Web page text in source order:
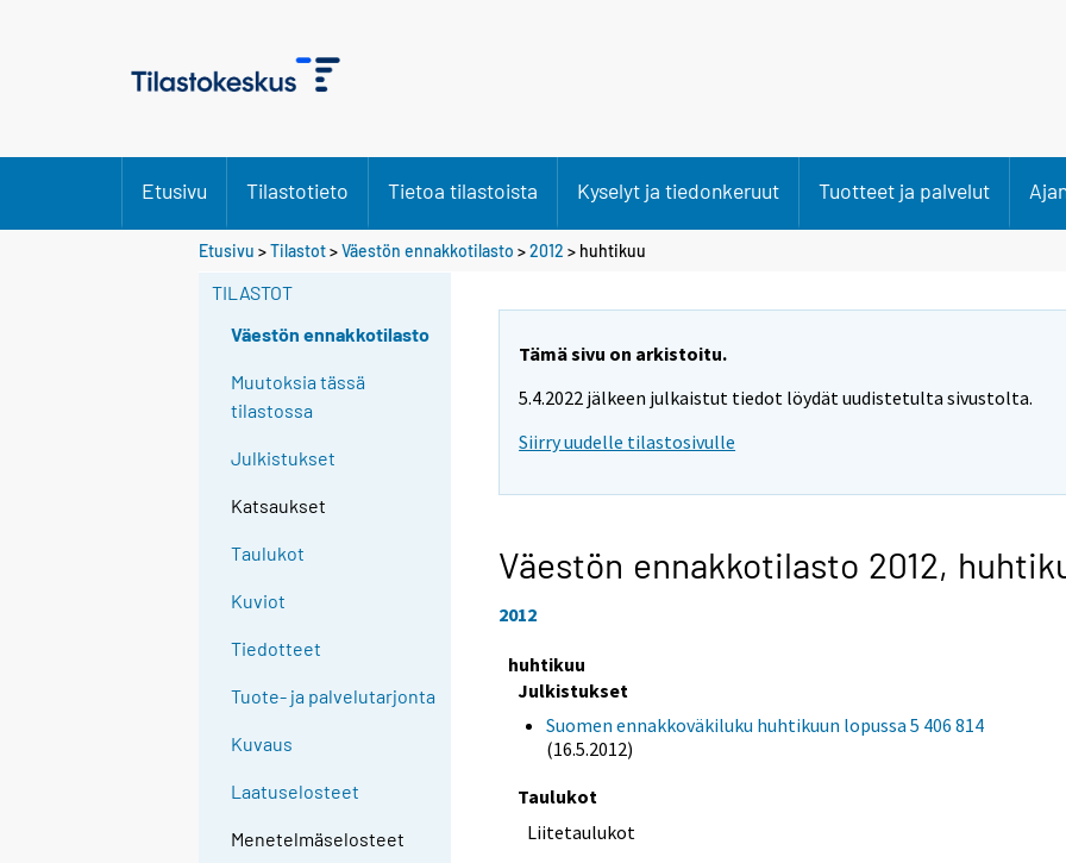
Etusivu Tilastotieto Tietoa tilastoista Kyselyt ja tiedonkeruut Tuotteet ja palvelut
Etusivu >Tilastot>Väestön ennakkotilasto >2012 > huhtikuu
TILASTOT
Väestön ennakkotilasto
Muutoksia tässä
tilastossa
Julkistukset
Katsaukset
Taulukot
Kuviot
Tiedotteet
Tuote- ja palvelutarjonta
Kuvaus
Laatuselosteet
Menetelmäselosteet
Tämä sivu on arkistoitu.
5.4.2022 jälkeen julkaistut tiedot löydät uudistetulta sivustolta.
Siirry uudelle tilastosivulle
Väestön ennakkotilasto 2012,
2012
huhtikuu
Julkistukset
Suomen ennakkoväkiluku huhtikuun lopussa 5 406 814
(16.5.2012)
Taulukot
Liitetaulukot